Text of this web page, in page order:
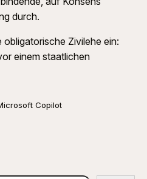
durch.
Zivilehe ein:
einem staatlichen
Copilot